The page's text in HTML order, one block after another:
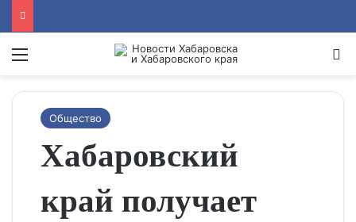
Menu
Общество
Хабаровский
край получает